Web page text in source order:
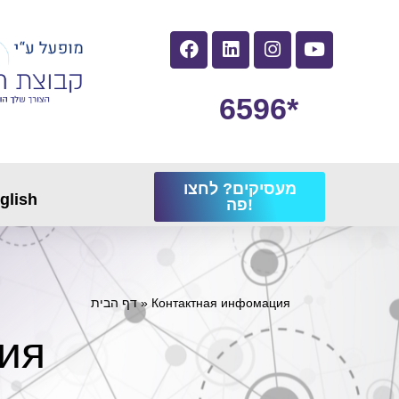
6596*
מעסיקים? לחצו
פה!
דף הבית» Контактная инфомация